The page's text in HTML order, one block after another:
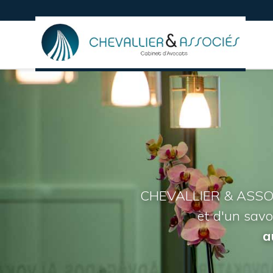
CHEVALLIER &
et d'un
CHEVALLIER &
et d'un